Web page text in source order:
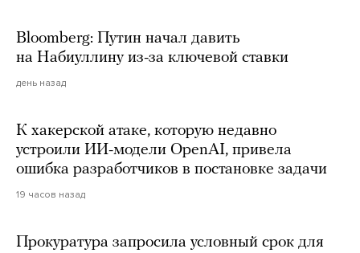
Bloomberg: Путин начал давить
на Набиуллину из-за ключевой ставки
день назад
К хакерской атаке, которую недавно
устроили ИИ-модели OpenAI, привела
ошибка разработчиков в постановке задачи
19 часов назад
Прокуратура запросила условный срок для